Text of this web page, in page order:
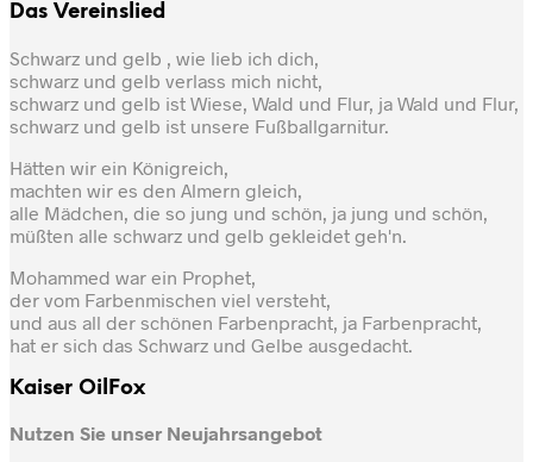
Das Vereinslied
Schwarz und gelb , wie lieb ich dich,
schwarz und gelb verlass mich nicht,
schwarz und gelb ist Wiese, Wald und Flur, ja Wald und Flur,
schwarz und gelb ist unsere Fußballgarnitur.
Hätten wir ein Königreich,
machten wir es den Almern gleich,
alle Mädchen, die so jung und schön, ja jung und schön,
müßten alle schwarz und gelb gekleidet geh'n.
Mohammed war ein Prophet,
der vom Farbenmischen viel versteht,
und aus all der schönen Farbenpracht, ja Farbenpracht,
hat er sich das Schwarz und Gelbe ausgedacht.
Kaiser OilFox
Nutzen Sie unser Neujahrsangebot